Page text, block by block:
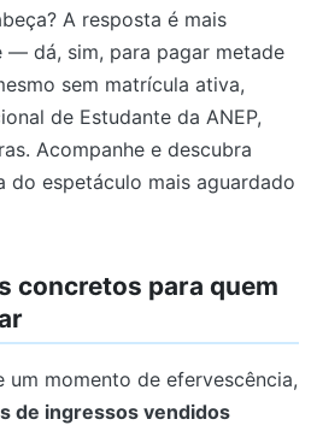
A resposta é mais
— dá, sim, para pagar metade
sem matrícula ativa,
de Estudante da ANEP,
Acompanhe e descubra
espetáculo mais aguardado
concretos para quem
momento de efervescência,
de ingressos vendidos